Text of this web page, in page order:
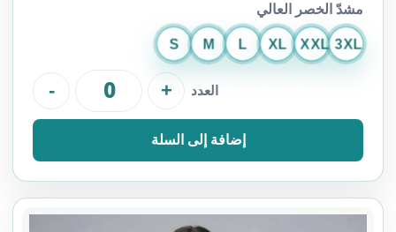
مشدّ الخصر العالي
S M L XL XXL 3XL
العدد - +
إضافة إلى السلة